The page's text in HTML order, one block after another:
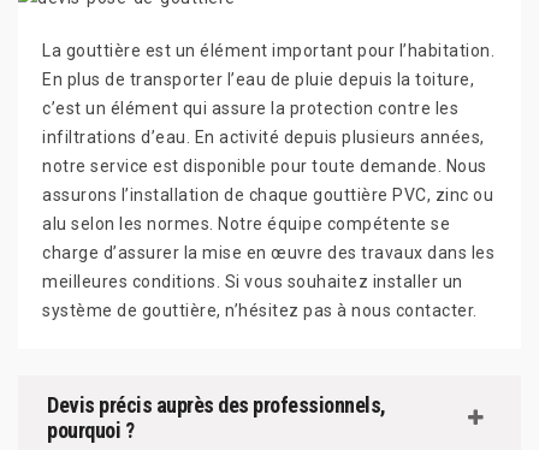
La gouttière est un élément important pour l’habitation.
En plus de transporter l’eau de pluie depuis la toiture,
c’est un élément qui assure la protection contre les
infiltrations d’eau. En activité depuis plusieurs années,
notre service est disponible pour toute demande. Nous
assurons l’installation de chaque gouttière PVC, zinc ou
alu selon les normes. Notre équipe compétente se
charge d’assurer la mise en œuvre des travaux dans les
meilleures conditions. Si vous souhaitez installer un
système de gouttière, n’hésitez pas à nous contacter.
Devis précis auprès des professionnels,
pourquoi ?